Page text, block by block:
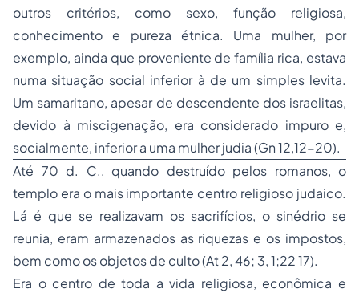
outros critérios, como sexo, função religiosa,
conhecimento e pureza étnica. Uma mulher, por
exemplo, ainda que proveniente de família rica, estava
numa situação social inferior à de um simples levita.
Um samaritano, apesar de descendente dos israelitas,
devido à miscigenação, era considerado impuro e,
socialmente, inferior a uma mulher judia (Gn 12,12-20).
Até 70 d. C., quando destruído pelos romanos, o
templo era o mais importante centro religioso judaico.
Lá é que se realizavam os sacrifícios, o sinédrio se
reunia, eram armazenados as riquezas e os impostos,
bem como os objetos de culto (At 2, 46; 3, 1;22 17).
Era o centro de toda a vida religiosa, econômica e